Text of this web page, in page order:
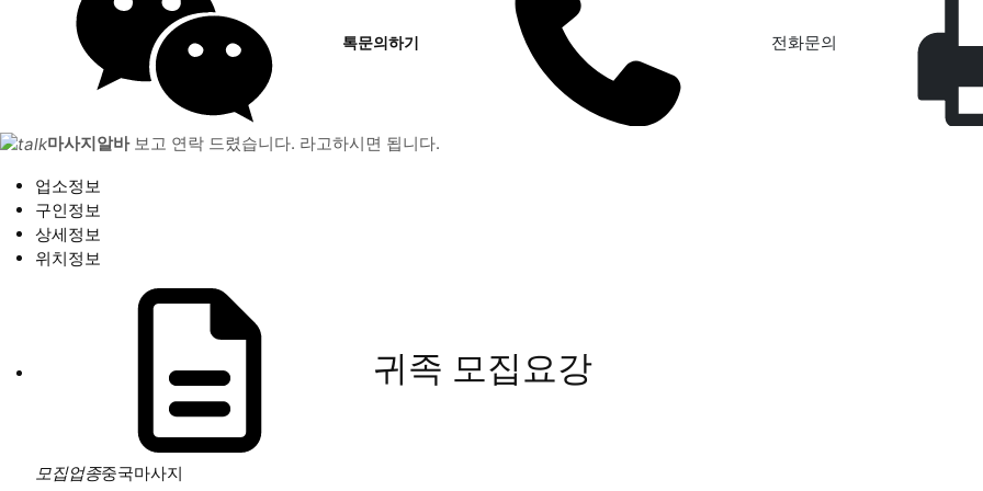
톡문의하기 전화문의
마사지알바보고 연락 드렸습니다. 라고하시면 됩니다.
업소정보
구인정보
상세정보
위치정보
귀족 모집요강
모집업종중국마사지